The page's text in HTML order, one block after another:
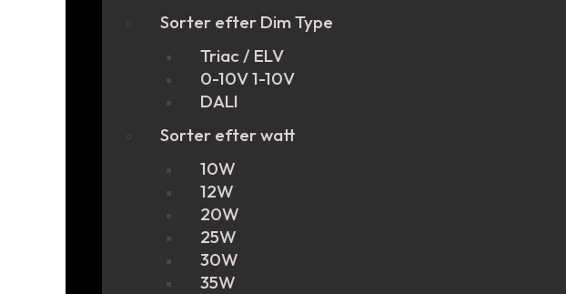
Sorter efter Dim Type
Triac / ELV
0-10V 1-10V
DALI
Sorter efter watt
10W
12W
20W
25W
30W
35W